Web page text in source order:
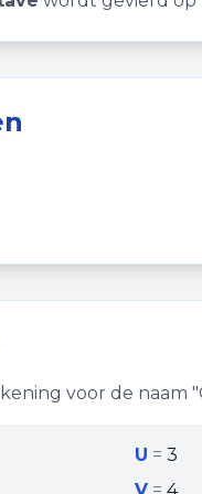
voor de naam "
U = 3